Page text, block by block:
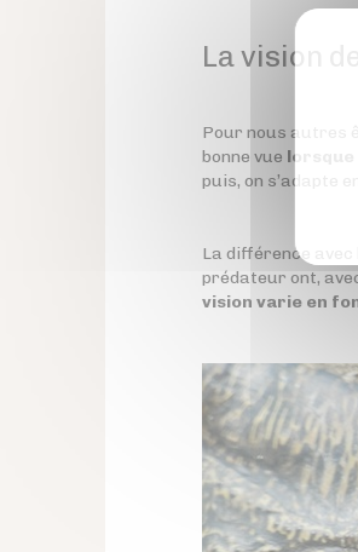
La vision
Pour nous autres
bonne vue lorsque
puis, on s’adapte
La différence avec
prédateur ont,
vision varie en